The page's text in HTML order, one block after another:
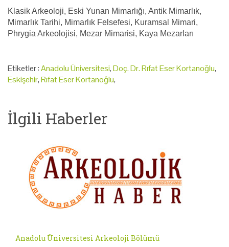
Klasik Arkeoloji, Eski Yunan Mimarlığı, Antik Mimarlık,
Mimarlık Tarihi, Mimarlık Felsefesi, Kuramsal Mimari,
Phrygia Arkeolojisi, Mezar Mimarisi, Kaya Mezarları
Etiketler :Anadolu Üniversitesi,Doç. Dr. Rıfat Eser Kortanoğlu,
Eskişehir,Rıfat Eser Kortanoğlu,
İlgili Haberler
Anadolu Üniversitesi Arkeoloji Bölümü